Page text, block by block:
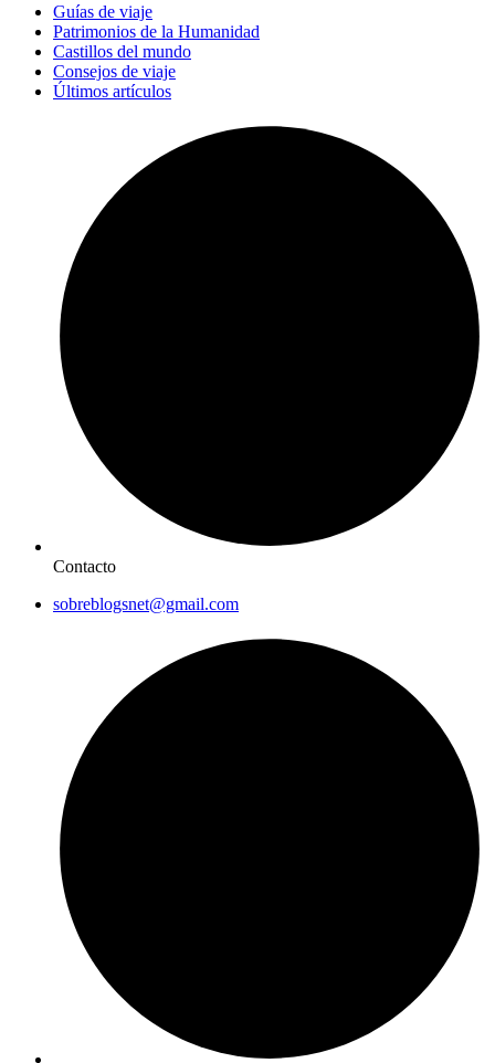
Guías de viaje
Patrimonios de la Humanidad
Castillos del mundo
Consejos de viaje
Últimos artículos
Contacto
sobreblogsnet@gmail.com